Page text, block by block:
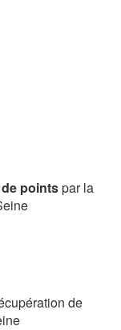
pointspar la
de